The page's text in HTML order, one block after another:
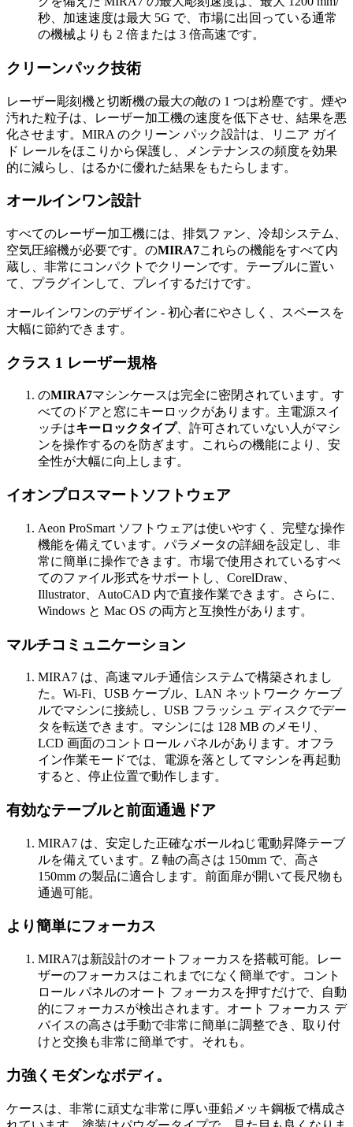
秒、加速速度は最大 5G で、市場に出回っている通常
の機械よりも 2 倍または 3 倍高速です。
クリーンパック技術
レーザー彫刻機と切断機の最大の敵の 1 つは粉塵です。煙や
汚れた粒子は、レーザー加工機の速度を低下させ、結果を悪
化させます。MIRA のクリーン パック設計は、リニア ガイ
ド レールをほこりから保護し、メンテナンスの頻度を効果
的に減らし、はるかに優れた結果をもたらします。
オールインワン設計
すべてのレーザー加工機には、排気ファン、冷却システム、
空気圧縮機が必要です。のMIRA7これらの機能をすべて内
蔵し、非常にコンパクトでクリーンです。テーブルに置い
て、プラグインして、プレイするだけです。
オールインワンのデザイン - 初心者にやさしく、スペースを
大幅に節約できます。
クラス 1 レーザー規格
のMIRA7マシンケースは完全に密閉されています。す
べてのドアと窓にキーロックがあります。主電源スイ
ッチはキーロックタイプ、許可されていない人がマシ
ンを操作するのを防ぎます。これらの機能により、安
全性が大幅に向上します。
イオンプロスマートソフトウェア
Aeon ProSmart ソフトウェアは使いやすく、完璧な操作
機能を備えています。パラメータの詳細を設定し、非
常に簡単に操作できます。市場で使用されているすべ
てのファイル形式をサポートし、CorelDraw、
Illustrator、AutoCAD 内で直接作業できます。さらに、
Windows と Mac OS の両方と互換性があります。
マルチコミュニケーション
MIRA7 は、高速マルチ通信システムで構築されまし
た。Wi-Fi、USB ケーブル、LAN ネットワーク ケーブ
ルでマシンに接続し、USB フラッシュ ディスクでデー
タを転送できます。マシンには 128 MB のメモリ、
LCD 画面のコントロール パネルがあります。オフラ
イン作業モードでは、電源を落としてマシンを再起動
すると、停止位置で動作します。
有効なテーブルと前面通過ドア
MIRA7 は、安定した正確なボールねじ電動昇降テーブ
ルを備えています。Z 軸の高さは 150mm で、高さ
150mm の製品に適合します。前面扉が開いて長尺物も
通過可能。
より簡単にフォーカス
MIRA7は新設計のオートフォーカスを搭載可能。レー
ザーのフォーカスはこれまでになく簡単です。コント
ロール パネルのオート フォーカスを押すだけで、自動
的にフォーカスが検出されます。オート フォーカス デ
バイスの高さは手動で非常に簡単に調整でき、取り付
けと交換も非常に簡単です。それも。
力強くモダンなボディ。
ケースは、非常に頑丈な非常に厚い亜鉛メッキ鋼板で構成さ